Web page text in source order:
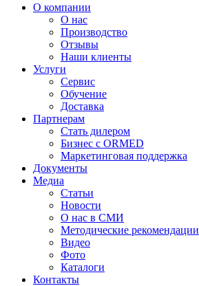
О компании
О нас
Производство
Отзывы
Наши клиенты
Услуги
Сервис
Обучение
Доставка
Партнерам
Стать дилером
Бизнес с ORMED
Маркетинговая поддержка
Документы
Медиа
Статьи
Новости
О нас в СМИ
Методические рекомендации
Видео
Фото
Каталоги
Контакты